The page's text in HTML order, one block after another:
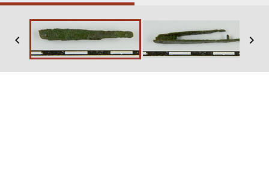
keyboard_arrow_left keyboard_arrow_right